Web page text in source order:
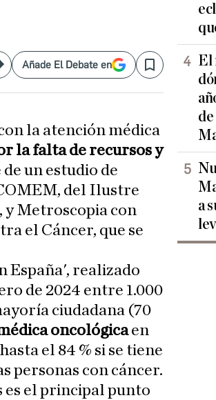
Añade El Debate en Save
la atención médica
la falta de recursos y
un estudio de
del Ilustre
y Metroscopia con
el Cáncer, que se
España', realizado
de 2024 entre 1.000
ciudadana (70
oncológicaen
el 84 % si se tiene
personas con cáncer.
es el principal punto
El
a